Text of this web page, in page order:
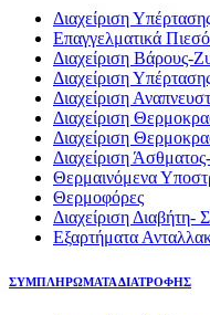
Διαχείριση
Επαγγελματικά
Διαχείριση Βάρους-
Διαχείριση
Διαχείριση
Διαχείριση
Διαχείριση
Διαχείριση
Θερμαινόμενα
Θερμοφόρες
Διαχείριση
Εξαρτήματα
ΣΥΜΠΛΗΡΩΜΑΤΑ ΔΙΑΤΡΟΦΗΣ